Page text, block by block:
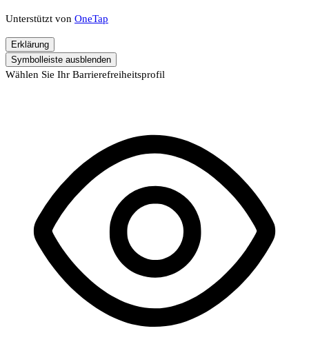
Unterstützt von OneTap
Erklärung
Symbolleiste ausblenden
Wählen Sie Ihr Barrierefreiheitsprofil